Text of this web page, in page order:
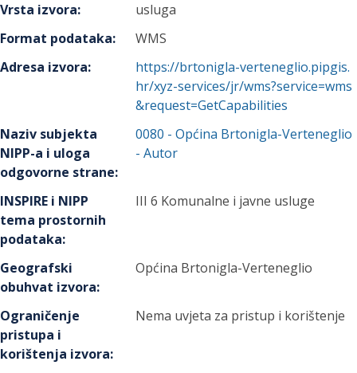
Vrsta izvora:
usluga
Format podataka:
WMS
Adresa izvora:
https://brtonigla-verteneglio.pipgis.
hr/xyz-services/jr/wms?service=wms
&request=GetCapabilities
Naziv subjekta
NIPP-a i uloga
odgovorne strane:
0080 -Općina Brtonigla-Verteneglio
- Autor
INSPIRE i NIPP
tema prostornih
podataka:
III 6 Komunalne i javne usluge
Geografski
obuhvat izvora:
Općina Brtonigla-Verteneglio
Ograničenje
pristupa i
korištenja izvora:
Nema uvjeta za pristup i korištenje